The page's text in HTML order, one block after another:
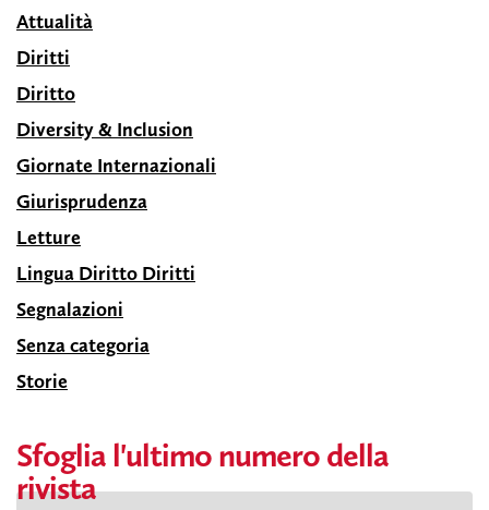
Attualità
Diritti
Diritto
Diversity & Inclusion
Giornate Internazionali
Giurisprudenza
Letture
Lingua Diritto Diritti
Segnalazioni
Senza categoria
Storie
Sfoglia l'ultimo numero della
rivista